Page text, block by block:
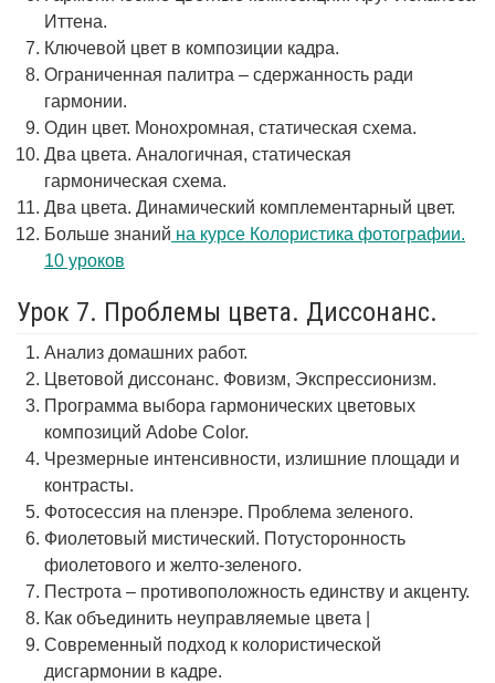
Иттена.
Ключевой цвет в композиции кадра.
Ограниченная палитра – сдержанность ради
гармонии.
Один цвет. Монохромная, статическая схема.
Два цвета. Аналогичная, статическая
гармоническая схема.
Два цвета. Динамический комплементарный цвет.
Больше знаний на курсе Колористика фотографии.
10 уроков
Урок 7. Проблемы цвета. Диссонанс.
Анализ домашних работ.
Цветовой диссонанс. Фовизм, Экспрессионизм.
Программа выбора гармонических цветовых
композиций Adobe Color.
Чрезмерные интенсивности, излишние площади и
контрасты.
Фотосессия на пленэре. Проблема зеленого.
Фиолетовый мистический. Потусторонность
фиолетового и желто-зеленого.
Пестрота – противоположность единству и акценту.
Как объединить неуправляемые цвета |
Современный подход к колористической
дисгармонии в кадре.